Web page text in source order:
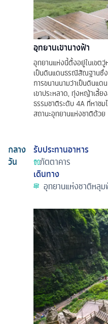
อุทยานเขานางฟ้า
อุทยานแห่งนี้ตั้งอยู่ในเขต
เป็นดินแดนธรณีสัณฐานซึ่
การขนานนามว่าเป็นดินแ
เขาประหลาด, ทุ่งหญ้าเลี้ย
ธรรมชาติระดับ 4A ที่หาช
สถานะอุทยานแห่งชาติด้วย
กลาง
วัน
รับประทานอาหาร
ภัตตาคาร
เดินทาง
อุทยานแห่งชาติหลุ